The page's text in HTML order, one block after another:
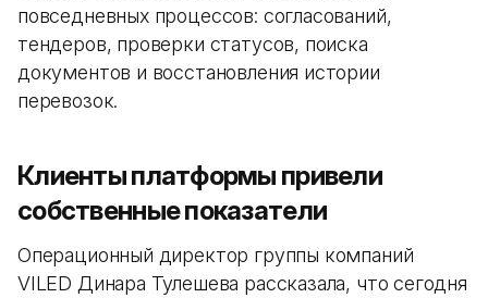
повседневных процессов: согласований,
тендеров, проверки статусов, поиска
документов и восстановления истории
перевозок.
Клиенты платформы привели
собственные показатели
Операционный директор группы компаний
VILED Динара Тулешева рассказала, что сегодня